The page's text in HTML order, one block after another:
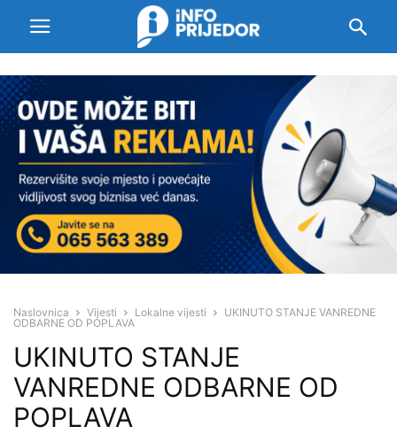
Naslovnica Vijesti Lokalne vijesti
UKINUTO STANJE VANREDNE
ODBARNE OD POPLAVA
UKINUTO STANJE
VANREDNE ODBARNE OD
POPLAVA